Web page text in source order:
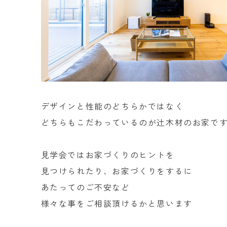
デザインと性能のどちらかではなく
どちらもこだわっているのが辻木材のお家で
見学会ではお家づくりのヒントを
見つけられたり、お家づくりをするに
あたってのご不安など
様々な事をご相談頂けるかと思います